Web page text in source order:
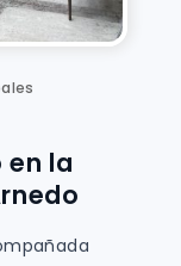
en la